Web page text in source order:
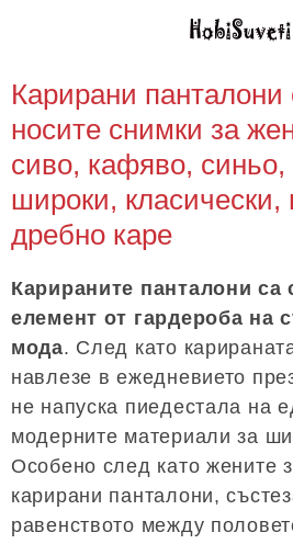
Карирани панталони
носите снимки за
сиво, кафяво,
широки, класически,
дребно каре
Карираните панталони са
елемент от гардероба на
мода. След като
навлезе в ежедневието
не напуска пиедестала на
модерните материали за
Особено след като жените
карирани панталони,
равенството между